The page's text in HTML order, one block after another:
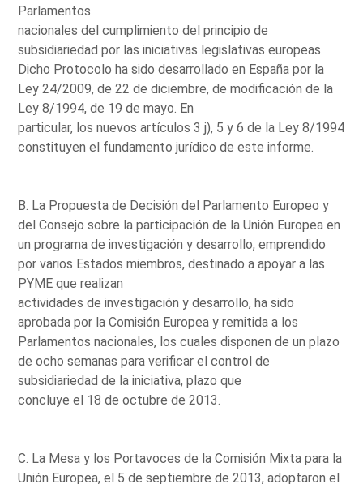
Parlamentos
nacionales del cumplimiento del principio de
subsidiariedad por las iniciativas legislativas europeas.
Dicho Protocolo ha sido desarrollado en España por la
Ley 24/2009, de 22 de diciembre, de modificación de la
Ley 8/1994, de 19 de mayo. En
particular, los nuevos artículos 3 j), 5 y 6 de la Ley 8/1994
constituyen el fundamento jurídico de este informe.
B. La Propuesta de Decisión del Parlamento Europeo y
del Consejo sobre la participación de la Unión Europea en
un programa de investigación y desarrollo, emprendido
por varios Estados miembros, destinado a apoyar a las
PYME que realizan
actividades de investigación y desarrollo, ha sido
aprobada por la Comisión Europea y remitida a los
Parlamentos nacionales, los cuales disponen de un plazo
de ocho semanas para verificar el control de
subsidiariedad de la iniciativa, plazo que
concluye el 18 de octubre de 2013.
C. La Mesa y los Portavoces de la Comisión Mixta para la
Unión Europea, el 5 de septiembre de 2013, adoptaron el